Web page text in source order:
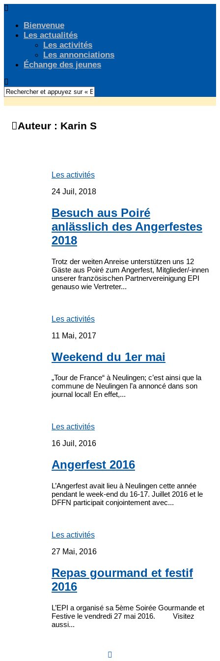
Bienvenue
Les actualités
Les activités
Les annonciations
Échange des jeunes
Auteur : Karin S
Les activités
24 Juil, 2018
Besuch aus Poiré
anlässlich des Angerfestes
2018
Trotz der weiten Anreise unterstützen uns 12
Gäste aus Poiré zum Angerfest, Mitglieder/-innen
unserer französischen Partnervereinigung EPI
genauso wie Vertreter...
Les activités
11 Mai, 2017
Weekend du 1er mai
„Tour de France“ à Neulingen; c’est ainsi que la
commune de Neulingen l’a annoncé dans son
journal local! En effet,...
Les activités
16 Juil, 2016
Angerfest 2016
L’Angerfest avait lieu à Neulingen cette année
pendant le week-end du 16-17. Juillet 2016 et le
DFFN participait conjointement avec...
Les activités
27 Mai, 2016
Repas gourmand et festif
2016
L’EPI a organisé sa 5ème Soirée Gourmande et
Festive le vendredi 27 mai 2016. Visitez
aussi...